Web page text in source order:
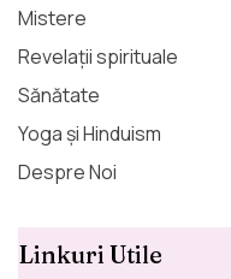
Mistere
Revelații spirituale
Sănătate
Yoga și Hinduism
Despre Noi
Linkuri Utile